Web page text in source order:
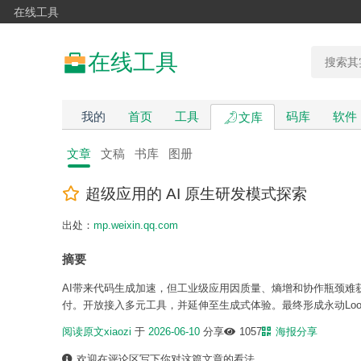
在线工具
在线工具
我的 首页 工具 文库 码库 软件
文章 文稿 书库 图册
超级应用的 AI 原生研发模式探索
出处： mp.weixin.qq.com
摘要
AI带来代码生成加速，但工业级应用因质量、熵增和协作瓶颈
付。开放接入多元工具，并延伸至生成式体验。最终形成永动
阅读原文xiaozi 于 2026-06-10 分享 1057 海报分享